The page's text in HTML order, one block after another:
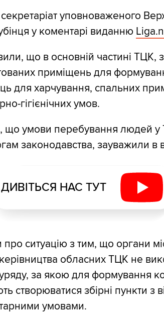
уповноваженого
у коментарі виданню
що в основній частині ТЦК,
приміщень для
для харчування, спальних
гігієнічних умов.
що умови перебування людей
законодавства, зауважили в
ДИВІТЬСЯ НАС ТУТ
ситуацію з тим, що органи
обласних ТЦК не
за якою для формування
створюватися збірні пункти з
умовами.